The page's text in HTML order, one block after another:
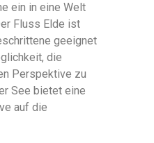
ein in eine Welt
Fluss Elde ist
geeignet
die
Perspektive zu
See bietet eine
auf die